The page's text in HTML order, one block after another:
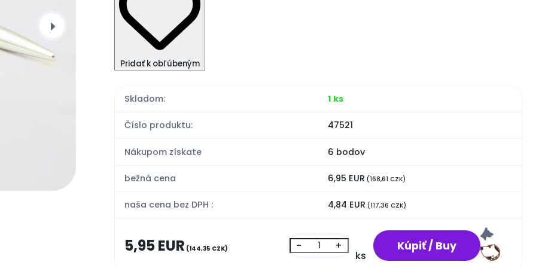
Pridať k obľúbeným
Skladom: 1 ks
Číslo produktu: 47521
Nákupom získate 6 bodov
bežná cena 6,95 EUR (168,61 CZK)
naša cena bez DPH : 4,84 EUR (117,36 CZK)
5,95 EUR (144,35 CZK) - +
ks